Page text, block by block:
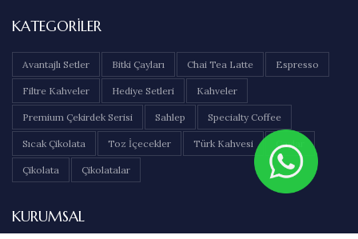
KATEGORILER
Avantajlı Setler Bitki Çayları Chai Tea Latte Espresso
Filtre Kahveler Hediye Setleri Kahveler
Premium Çekirdek Serisi Sahlep Specialty Coffee
Sıcak Çikolata Toz İçecekler Türk Kahvesi Çaylar
Çikolata Çikolatalar
KURUMSAL